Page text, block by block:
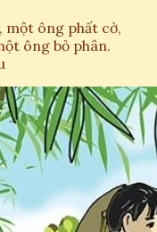
một ông phất cờ,
ông bỏ phân.